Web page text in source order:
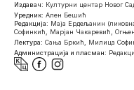
Издавач: Културни центар Новог
Уредник: Ален Бешић
Редакција: Маја Ердељанин
Софинкић, Марјан Чакаревић,
Лектура: Сања Бркић, Милица
Администрација и пласман: